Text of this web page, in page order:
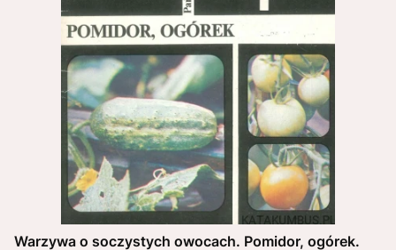
Warzywa o soczystych owocach. Pomidor, ogórek.